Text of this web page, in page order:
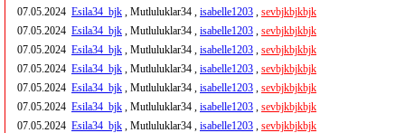
07.05.2024 Esila34_bjk , Mutluluklar34 , isabelle1203 , sevbjkbjkbjk
07.05.2024 Esila34_bjk , Mutluluklar34 , isabelle1203 , sevbjkbjkbjk
07.05.2024 Esila34_bjk , Mutluluklar34 , isabelle1203 , sevbjkbjkbjk
07.05.2024 Esila34_bjk , Mutluluklar34 , isabelle1203 , sevbjkbjkbjk
07.05.2024 Esila34_bjk , Mutluluklar34 , isabelle1203 , sevbjkbjkbjk
07.05.2024 Esila34_bjk , Mutluluklar34 , isabelle1203 , sevbjkbjkbjk
07.05.2024 Esila34_bjk , Mutluluklar34 , isabelle1203 , sevbjkbjkbjk